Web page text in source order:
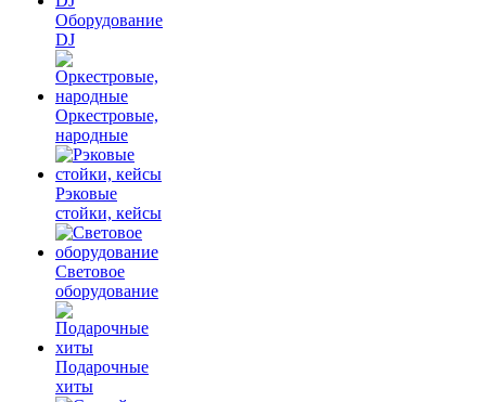
Оборудование
DJ
Оркестровые,
народные
Рэковые
стойки, кейсы
Световое
оборудование
Подарочные
хиты